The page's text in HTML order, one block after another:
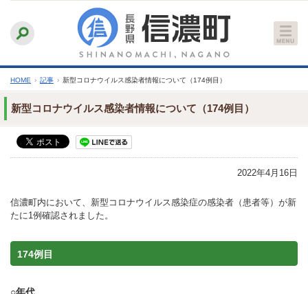
文
へ
ふりがなをつける
文字サイズ
縮小 標準 拡大
HOME › 記事 › 新型コロナウイルス感染者情報について（174例目）
新型コロナウイルス感染者情報について（174例目）
2022年4月16日
信濃町内において、新型コロナウイルス感染症の感染者（患者等）が新
たに1例確認されました。
174例目